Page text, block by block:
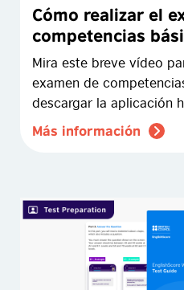
Cómo realizar el
competencias
Mira este breve vídeo
examen de
descargar la aplicación
Más información